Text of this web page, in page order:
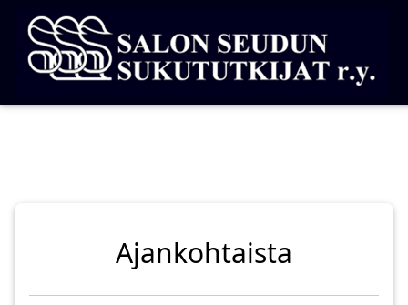
Ajankohtaista